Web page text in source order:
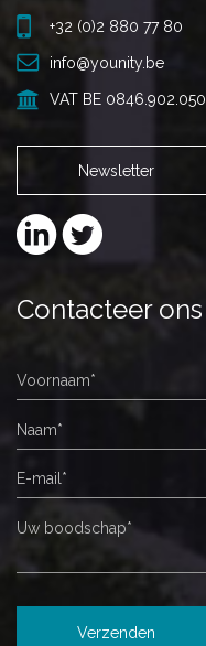
+32 (0)2 880 77 80
info@younity.be
VAT BE 0846.902.050
Newsletter
Contacteer ons